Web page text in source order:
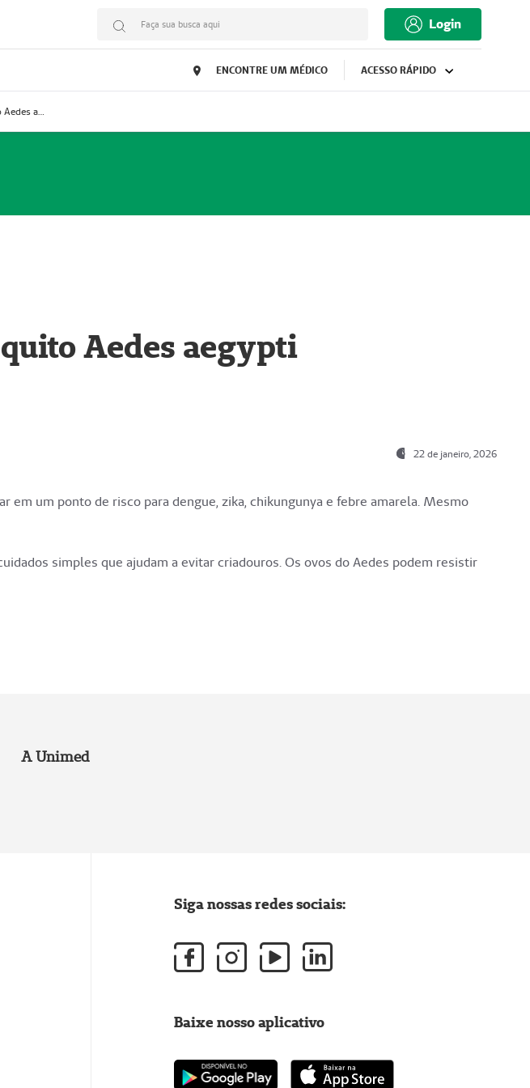
Faça sua busca aqui Login
ENCONTRE UM MÉDICO ACESSO RÁPIDO
Dicas Unimed para enfrentar o mosquito Aedes aegypti
Aedes aegypti
22 de janeiro, 2026
um ponto de risco para dengue, zika, chikungunya e febre amarela. Mesmo
simples que ajudam a evitar criadouros. Os ovos do Aedes podem resistir
A Unimed
Siga nossas redes sociais:
Baixe nosso aplicativo